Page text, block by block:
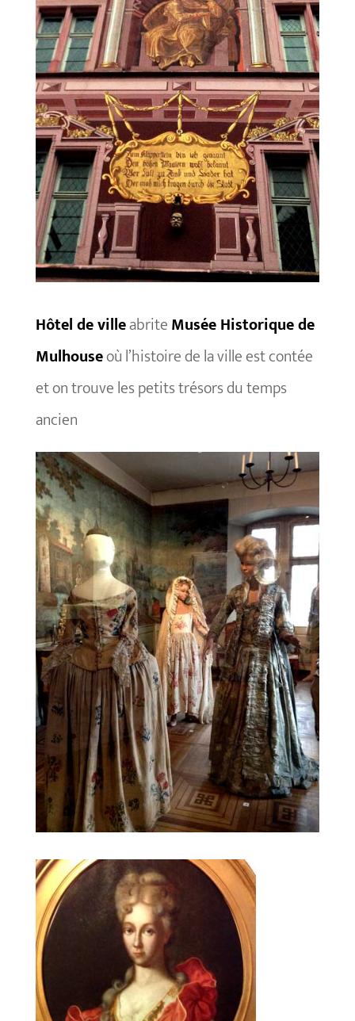
Hôtel de villeabriteMusée Historique de
Mulhouseoù l’histoire de la ville est contée
et on trouve les petits trésors du temps
ancien